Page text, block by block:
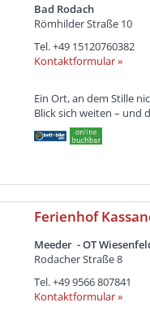
Bad Rodach
Römhilder Straße 10
Tel.+49 15120760382
Kontaktformular »
Ein Ort, an dem Stille
Blick sich weiten – und
Ferienhof
Meeder - OT
Rodacher Straße 8
Tel.+49 9566 807841
Kontaktformular »